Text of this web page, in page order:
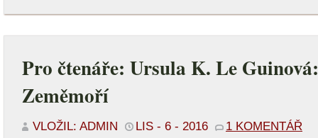
Pro čtenáře: Ursula K. Le
Zeměmoří
VLOŽIL: ADMIN LIS - 6 - 2016 1 KOMENTÁŘ